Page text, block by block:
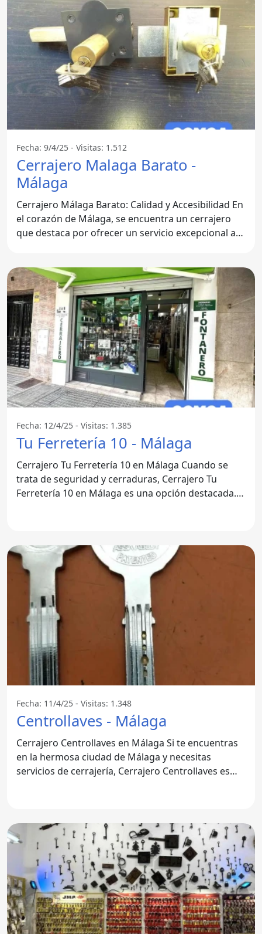
Fecha: 9/4/25 - Visitas: 1.512
Cerrajero Malaga Barato -
Málaga
Cerrajero Málaga Barato: Calidad y Accesibilidad En
el corazón de Málaga, se encuentra un cerrajero
que destaca por ofrecer un servicio excepcional a
Fecha: 12/4/25 - Visitas: 1.385
Tu Ferretería 10 - Málaga
Cerrajero Tu Ferretería 10 en Málaga Cuando se
trata de seguridad y cerraduras, Cerrajero Tu
Ferretería 10 en Málaga es una opción destacada.
Fecha: 11/4/25 - Visitas: 1.348
Centrollaves - Málaga
Cerrajero Centrollaves en Málaga Si te encuentras
en la hermosa ciudad de Málaga y necesitas
servicios de cerrajería, Cerrajero Centrollaves es